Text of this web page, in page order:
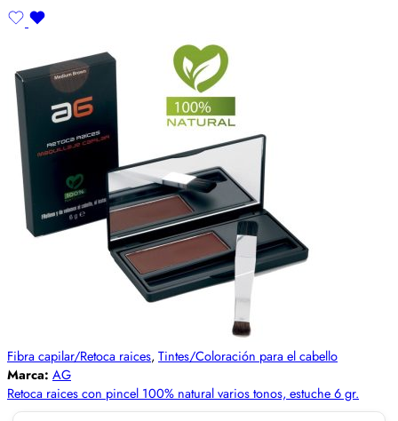
Fibra capilar/Retoca raices, Tintes/Coloración para el cabello
Marca: AG
Retoca raices con pincel 100% natural varios tonos, estuche 6 gr.